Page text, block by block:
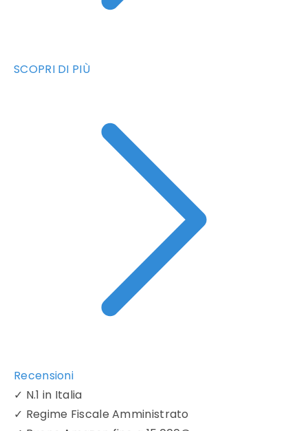
SCOPRI DI PIÙ
Recensioni
✓ N.1 in Italia
✓ Regime Fiscale Amministrato